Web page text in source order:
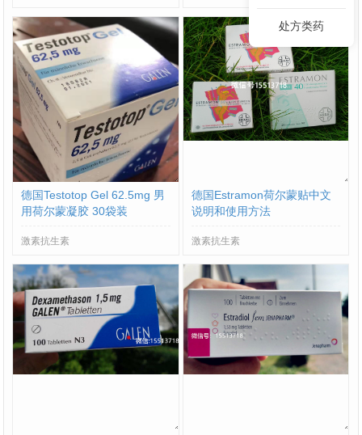
德国Testotop Gel 62.5mg 男
用荷尔蒙凝胶 30袋装
激素抗生素
德国Estramon荷尔蒙贴中文
说明和使用方法
激素抗生素
处方类药